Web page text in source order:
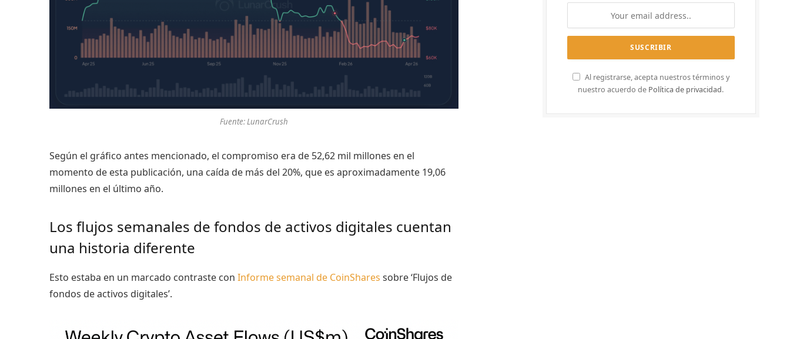
Fuente: LunarCrush
Según el gráfico antes mencionado, el compromiso era de 52,62 mil millones en el
momento de esta publicación, una caída de más del 20%, que es aproximadamente 19,06
millones en el último año.
Los flujos semanales de fondos de activos digitales cuentan
una historia diferente
Esto estaba en un marcado contraste conInforme semanal de CoinShares sobre ‘Flujos de
fondos de activos digitales’.
Al registrarse, acepta nuestros términos y
nuestro acuerdo de Política de privacidad.